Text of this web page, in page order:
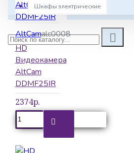
Шкафы электрические
AltCamalc0008
HD
Видеокамера
AltCam
DDMF25IR
2374р.